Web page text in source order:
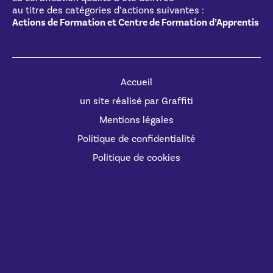
au titre des catégories d’actions suivantes :
Actions de Formation et Centre de Formation d’Apprentis
Accueil
un site réalisé par Graffiti
Mentions légales
Politique de confidentialité
Politique de cookies